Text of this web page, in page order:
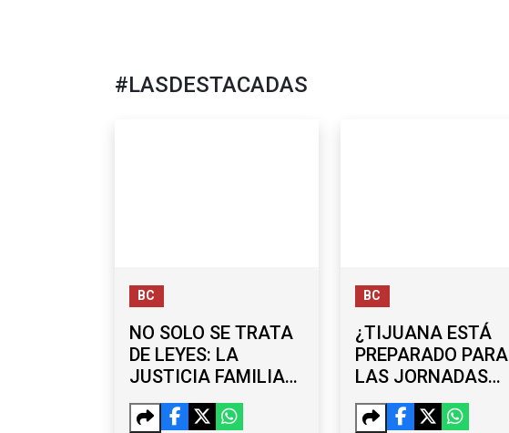
#LASDESTACADAS
BC
NO SOLO SE TRATA
DE LEYES: LA
JUSTICIA FAMILIAR
EN BC SEGUIRÁ
CONTANDO CON
BC
¿TIJUANA ESTÁ
PREPARADO PARA
LAS JORNADAS
LABORALES DE 40
HORAS?